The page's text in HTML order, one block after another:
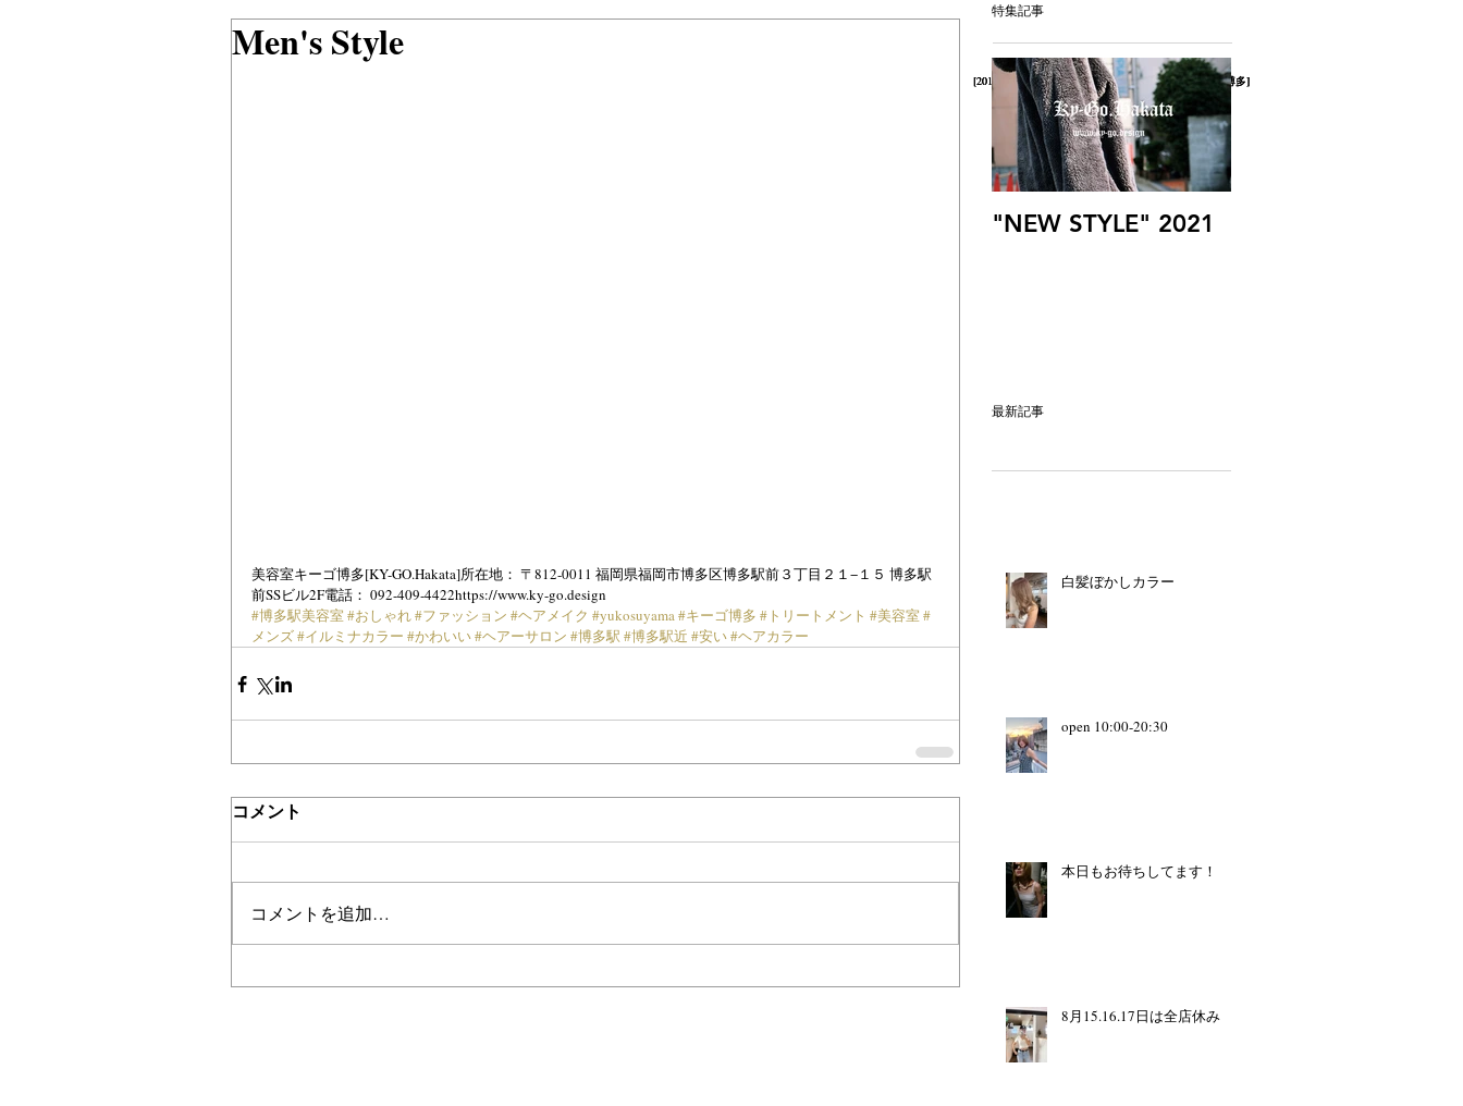
[2017メニュー][キーゴハカタ][KY-GO.Hakata][キーゴ博多]
[2017メニュー][キーゴハカタ][KY-GO.Hakata][キーゴ博多]
[2017メニュー][キーゴハカタ][KY-GO.Hakata][キーゴ博多]
Men's Style
美容室キーゴ博多[KY-GO.Hakata]所在地： 〒812-0011 福岡県福岡市博多区博多駅前３丁目２１−１５ 博多駅
前SSビル2F電話： 092-409-4422https://www.ky-go.design
#博多駅美容室 #おしゃれ#ファッション #ヘアメイク #yukosuyama#キーゴ博多 #トリートメント #美容室 #
メンズ#イルミナカラー #かわいい#ヘアーサロン #博多駅 #博多駅近 #安い#ヘアカラー
コメント
コメントを追加…
特集記事
"NEW STYLE" 2021
最新記事
白髪ぼかしカラー
open 10:00-20:30
本日もお待ちしてます！
8月15.16.17日は全店休み